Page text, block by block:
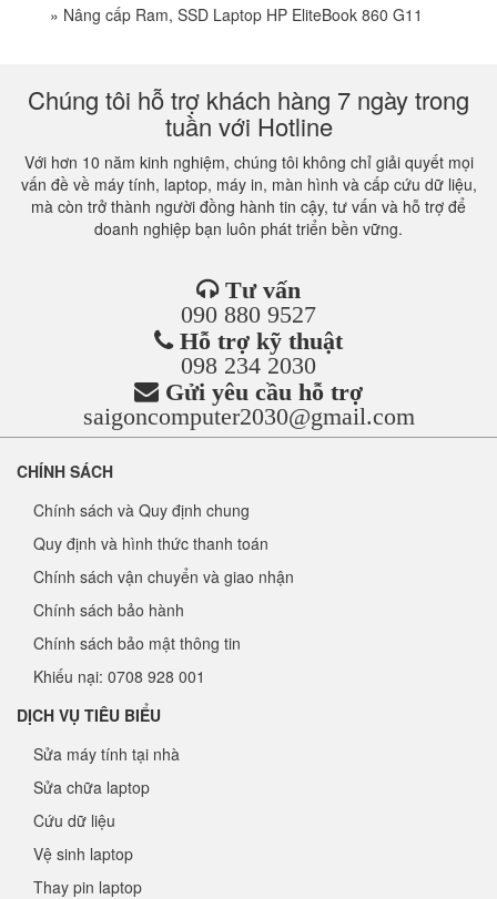
» Nâng cấp Ram, SSD Laptop HP EliteBook 860 G11
Chúng tôi hỗ trợ khách hàng 7 ngày trong
tuần với Hotline
Với hơn 10 năm kinh nghiệm, chúng tôi không chỉ giải quyết mọi
vấn đề về máy tính, laptop, máy in, màn hình và cấp cứu dữ liệu,
mà còn trở thành người đồng hành tin cậy, tư vấn và hỗ trợ để
doanh nghiệp bạn luôn phát triển bền vững.
Tư vấn
090 880 9527
Hỗ trợ kỹ thuật
098 234 2030
Gửi yêu cầu hỗ trợ
saigoncomputer2030@gmail.com
CHÍNH SÁCH
Chính sách và Quy định chung
Quy định và hình thức thanh toán
Chính sách vận chuyển và giao nhận
Chính sách bảo hành
Chính sách bảo mật thông tin
Khiếu nại: 0708 928 001
DỊCH VỤ TIÊU BIỂU
Sửa máy tính tại nhà
Sửa chữa laptop
Cứu dữ liệu
Vệ sinh laptop
Thay pin laptop